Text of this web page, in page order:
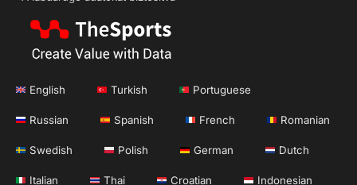
English Turkish Portuguese
Russian Spanish French Romanian
Swedish Polish German Dutch
Italian Thai Croatian Indonesian